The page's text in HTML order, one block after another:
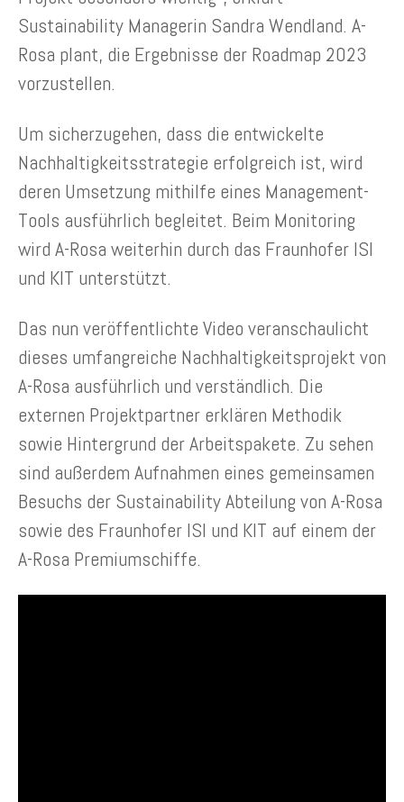
Sustainability Managerin Sandra Wendland. A-
Rosa plant, die Ergebnisse der Roadmap 2023
vorzustellen.
Um sicherzugehen, dass die entwickelte
Nachhaltigkeitsstrategie erfolgreich ist, wird
deren Umsetzung mithilfe eines Management-
Tools ausführlich begleitet. Beim Monitoring
wird A-Rosa weiterhin durch das Fraunhofer ISI
und KIT unterstützt.
Das nun veröffentlichte Video veranschaulicht
dieses umfangreiche Nachhaltigkeitsprojekt von
A-Rosa ausführlich und verständlich. Die
externen Projektpartner erklären Methodik
sowie Hintergrund der Arbeitspakete. Zu sehen
sind außerdem Aufnahmen eines gemeinsamen
Besuchs der Sustainability Abteilung von A-Rosa
sowie des Fraunhofer ISI und KIT auf einem der
A-Rosa Premiumschiffe.